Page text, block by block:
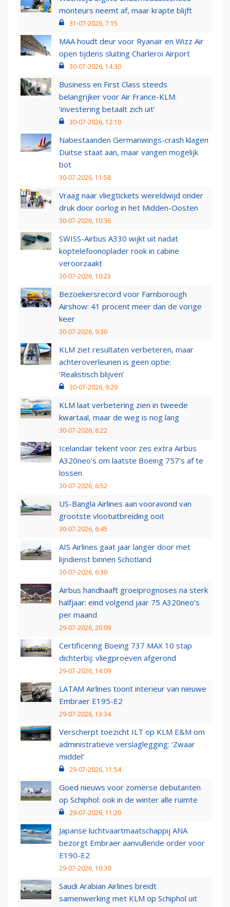
monteurs neemt af, maar krapte blijft
31-07-2026, 7:15
MAA houdt deur voor Ryanair en Wizz Air
open tijdens sluiting Charleroi Airport
30-07-2026, 14:30
Business en First Class steeds
belangrijker voor Air France-KLM:
‘investering betaalt zich uit’
30-07-2026, 12:10
Nabestaanden Germanwings-crash klagen
Duitse staat aan, maar vangen mogelijk
bot
30-07-2026, 11:58
Vraag naar vliegtickets wereldwijd onder
druk door oorlog in het Midden-Oosten
30-07-2026, 10:36
SWISS-Airbus A330 wijkt uit nadat
koptelefoonoplader rook in cabine
veroorzaakt
30-07-2026, 10:23
Bezoekersrecord voor Farnborough
Airshow: 41 procent meer dan de vorige
keer
30-07-2026, 9:30
KLM ziet resultaten verbeteren, maar
achteroverleunen is geen optie:
‘Realistisch blijven’
30-07-2026, 9:29
KLM laat verbetering zien in tweede
kwartaal, maar de weg is nog lang
30-07-2026, 8:22
Icelandair tekent voor zes extra Airbus
A320neo's om laatste Boeing 757's af te
lossen
30-07-2026, 6:52
US-Bangla Airlines aan vooravond van
grootste vlootuitbreiding ooit
30-07-2026, 6:45
AIS Airlines gaat jaar langer door met
lijndienst binnen Schotland
30-07-2026, 6:30
Airbus handhaaft groeiprognoses na sterk
halfjaar: eind volgend jaar 75 A320neo’s
per maand
29-07-2026, 20:09
Certificering Boeing 737 MAX 10 stap
dichterbij: vliegproeven afgerond
29-07-2026, 14:09
LATAM Airlines toont interieur van nieuwe
Embraer E195-E2
29-07-2026, 13:34
Verscherpt toezicht ILT op KLM E&M om
administratieve verslaglegging: ‘Zwaar
middel’
29-07-2026, 11:54
Goed nieuws voor zomerse debutanten
op Schiphol: ook in de winter alle ruimte
29-07-2026, 11:20
Japanse luchtvaartmaatschappij ANA
bezorgt Embraer aanvullende order voor
E190-E2
29-07-2026, 10:30
Saudi Arabian Airlines breidt
samenwerking met KLM op Schiphol uit